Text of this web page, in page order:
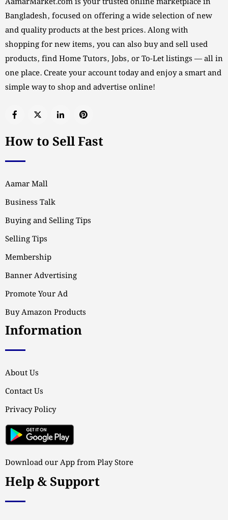
Bangladesh, focused on offering a wide selection of new
and quality products at the best prices. Along with
shopping for new items, you can also buy and sell used
products, find Home Tutors, Jobs, or To-Let listings — all in
one place. Create your account today and enjoy a smart and
simple way to shop and advertise online!
How to Sell Fast
Aamar Mall
Business Talk
Buying and Selling Tips
Selling Tips
Membership
Banner Advertising
Promote Your Ad
Buy Amazon Products
Information
About Us
Contact Us
Privacy Policy
Download our App from Play Store
Help & Support